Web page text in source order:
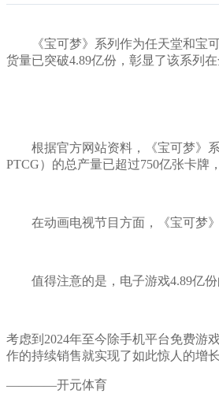
《宝可梦》系列作为任天堂和宝可
货量已突破4.89亿份，彰显了该系列
根据官方网站资料，《宝可梦》系
PTCG）的总产量已超过750亿张卡牌
在动画电视节目方面，《宝可梦》
值得注意的是，电子游戏4.89亿份
考虑到2024年至今除手机平台免费游
作的持续销售就实现了如此惊人的增长
————开元体育